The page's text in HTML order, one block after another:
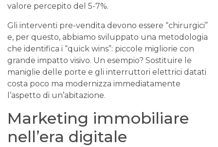
valore percepito del 5-7%.
Gli interventi pre-vendita devono essere “chirurgici”
e, per questo, abbiamo sviluppato una metodologia
che identifica i “quick wins”: piccole migliorie con
grande impatto visivo. Un esempio? Sostituire le
maniglie delle porte e gli interruttori elettrici datati
costa poco ma modernizza immediatamente
l’aspetto di un’abitazione.
Marketing immobiliare
nell’era digitale